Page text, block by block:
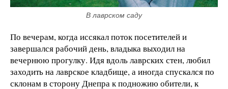
В лаврском саду
По вечерам, когда иссякал поток посетителей и
завершался рабочий день, владыка выходил на
вечернюю прогулку. Идя вдоль лаврских стен, любил
заходить на лаврское кладбище, а иногда спускался по
склонам в сторону Днепра к подножию обители, к